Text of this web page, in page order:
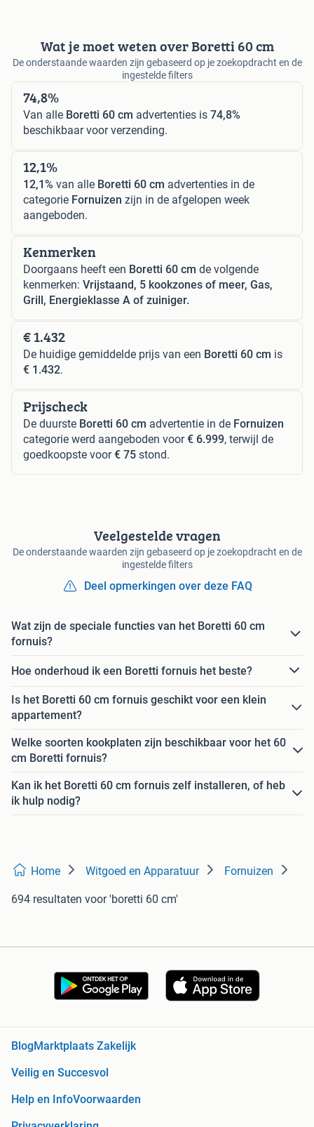
Wat je moet weten over Boretti 60 cm
De onderstaande waarden zijn gebaseerd op je zoekopdracht en de
ingestelde filters
74,8%
Van alle Boretti 60 cm advertenties is 74,8%
beschikbaar voor verzending.
12,1%
12,1% van alle Boretti 60 cm advertenties in de
categorie Fornuizen zijn in de afgelopen week
aangeboden.
Kenmerken
Doorgaans heeft een Boretti 60 cm de volgende
kenmerken: Vrijstaand, 5 kookzones of meer, Gas,
Grill, Energieklasse A of zuiniger.
€ 1.432
De huidige gemiddelde prijs van een Boretti 60 cm is
€ 1.432.
Prijscheck
De duurste Boretti 60 cm advertentie in de Fornuizen
categorie werd aangeboden voor€ 6.999, terwijl de
goedkoopste voor€ 75 stond.
Veelgestelde vragen
De onderstaande waarden zijn gebaseerd op je zoekopdracht en de
ingestelde filters
Deel opmerkingen over deze FAQ
Wat zijn de speciale functies van het Boretti 60 cm
fornuis?
Hoe onderhoud ik een Boretti fornuis het beste?
Is het Boretti 60 cm fornuis geschikt voor een klein
appartement?
Welke soorten kookplaten zijn beschikbaar voor het 60
cm Boretti fornuis?
Kan ik het Boretti 60 cm fornuis zelf installeren, of heb
ik hulp nodig?
Home Witgoed en Apparatuur Fornuizen
694 resultaten voor 'boretti 60 cm'
Blog Marktplaats Zakelijk
Veilig en Succesvol
Help en InfoVoorwaarden